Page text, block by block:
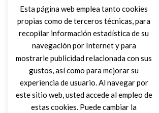
Esta página web emplea tanto cookies
propias como de terceros técnicas, para
recopilar información estadística de su
navegación por Internet y para
mostrarle publicidad relacionada con sus
gustos, así como para mejorar su
experiencia de usuario. Al navegar por
este sitio web, usted accede al empleo de
estas cookies. Puede cambiar la